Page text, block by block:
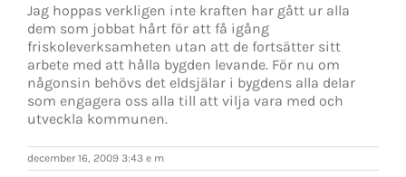
Jag hoppas verkligen inte kraften har gått ur alla
dem som jobbat hårt för att få igång
friskoleverksamheten utan att de fortsätter sitt
arbete med att hålla bygden levande. För nu om
någonsin behövs det eldsjälar i bygdens alla delar
som engagera oss alla till att vilja vara med och
utveckla kommunen.
december 16, 2009 3:43 e m